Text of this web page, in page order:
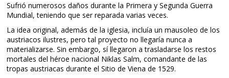
Sufrió numerosos daños durante la Primera y Segunda Guerra
Mundial, teniendo que ser reparada varias veces.
La idea original, además de la iglesia, incluía un mausoleo de los
austriacos ilustres, pero tal proyecto no llegaría nunca a
materializarse. Sin embargo, sí llegaron a trasladarse los restos
mortales del héroe nacional Niklas Salm, comandante de las
tropas austriacas durante el Sitio de Viena de 1529.